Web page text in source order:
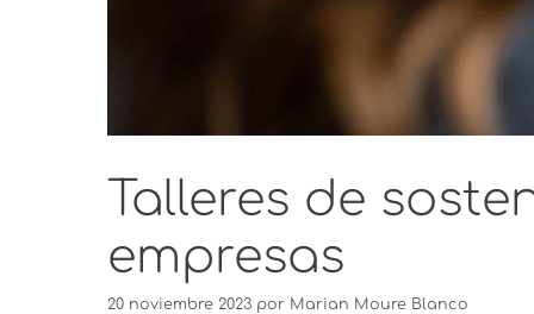
Talleres de
empresas
20 noviembre 2023 por Marian Moure Blanco